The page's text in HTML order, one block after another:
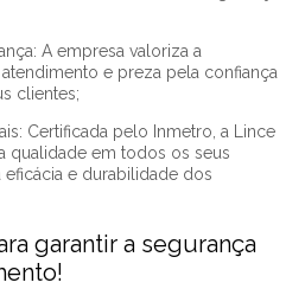
e preza pela confiança
clientes;
qualidade em todos os seus
eficácia e durabilidade dos
garantir a segurança